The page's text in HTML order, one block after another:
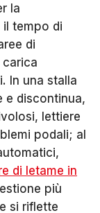
la
tempo di
di
In una stalla
e discontinua,
lettiere
podali; al
di letame in
più
si riflette